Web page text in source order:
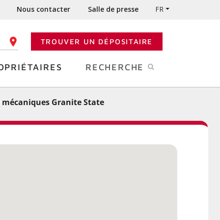
Nous contacter Salle de presse FR
POSTALTROUVER UN DÉPOSITAIRE
RECHERCHE
mécaniques Granite State